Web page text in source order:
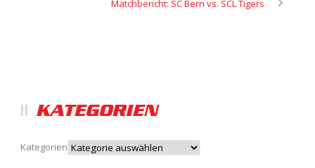
Matchbericht: SC Bern vs. SCL Tigers
KATEGORIEN
Kategorien